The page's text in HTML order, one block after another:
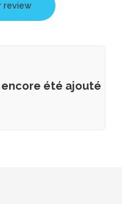
review
été ajouté